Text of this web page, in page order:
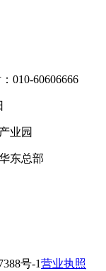
010-60606666
业园
东总部
号-1营业执照